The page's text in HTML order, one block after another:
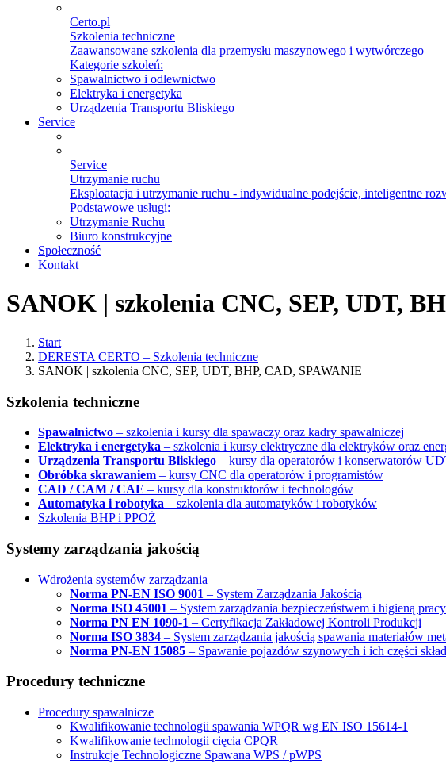
Certo.pl
Szkolenia techniczne
Zaawansowane szkolenia dla przemysłu maszynowego i wytwórczego
Kategorie szkoleń:
Spawalnictwo i odlewnictwo
Elektryka i energetyka
Urządzenia Transportu Bliskiego
Service
Service
Utrzymanie ruchu
Eksploatacja i utrzymanie ruchu - indywidualne podejście, inteligentne
Podstawowe usługi:
Utrzymanie Ruchu
Biuro konstrukcyjne
Społeczność
Kontakt
SANOK | szkolenia CNC, SEP, UDT,
Start
DERESTA CERTO – Szkolenia techniczne
SANOK | szkolenia CNC, SEP, UDT, BHP, CAD, SPAWANIE
Szkolenia techniczne
Spawalnictwo – szkolenia i kursy dla spawaczy oraz kadry spawalniczej
Elektryka i energetyka – szkolenia i kursy elektryczne dla elektryków oraz
Urządzenia Transportu Bliskiego – kursy dla operatorów i konserwatorów
Obróbka skrawaniem – kursy CNC dla operatorów i programistów
CAD / CAM / CAE – kursy dla konstruktorów i technologów
Automatyka i robotyka – szkolenia dla automatyków i robotyków
Szkolenia BHP i PPOŻ
Systemy zarządzania jakością
Wdrożenia systemów zarządzania
Norma PN-EN ISO 9001 – System Zarządzania Jakością
Norma ISO 45001 – System zarządzania bezpieczeństwem i higieną pracy
Norma PN EN 1090-1 – Certyfikacja Zakładowej Kontroli Produkcji
Norma ISO 3834 – System zarządzania jakością spawania materiałów
Norma PN-EN 15085 – Spawanie pojazdów szynowych i ich części
Procedury techniczne
Procedury spawalnicze
Kwalifikowanie technologii spawania WPQR wg EN ISO 15614-1
Kwalifikowanie technologii cięcia CPQR
Instrukcje Technologiczne Spawana WPS / pWPS